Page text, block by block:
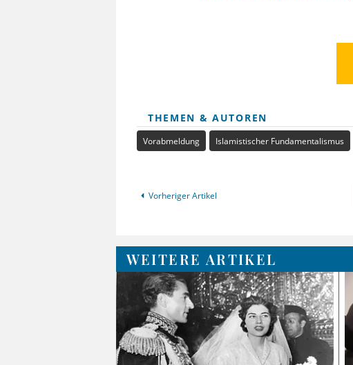
THEMEN & AUTOREN
Vorabmeldung Islamistischer Fundamentalismus
Vorheriger Artikel
WEITERE ARTIKEL